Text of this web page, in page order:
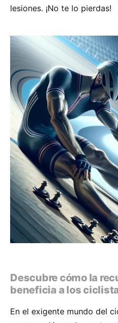
lesiones. ¡No te lo pierdas!
Descubre cómo la
beneficia a los
En el exigente mundo del